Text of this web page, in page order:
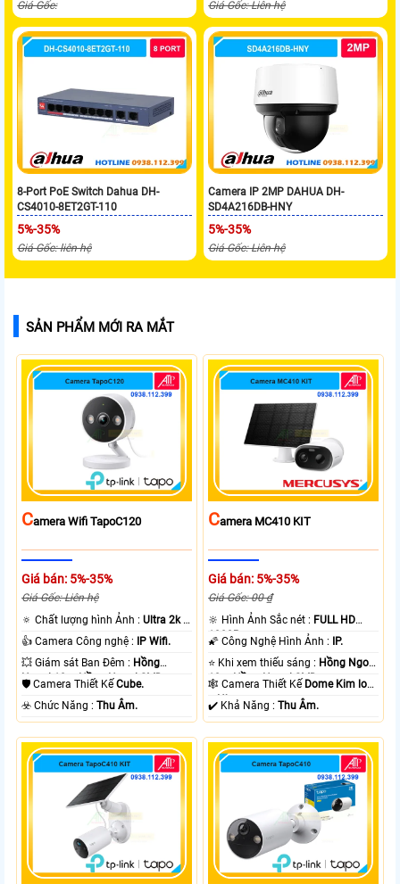
Giá Gốc: Giá Gốc: Liên hệ
8-Port PoE Switch Dahua DH-
CS4010-8ET2GT-110
5%-35%
Giá Gốc: liên hệ
Camera IP 2MP DAHUA DH-
SD4A216DB-HNY
5%-35%
Giá Gốc: Liên hệ
SẢN PHẨM MỚI RA MẮT
CAmera Wifi TapoC120
Giá bán: 5%-35%
Giá Gốc: Liên hệ
🔅 Chất lượng hình Ảnh :Ultra 2k +
.
👍 Camera Công nghệ :
IP Wifi.
💥 Giám sát Ban Đêm : Hồng
Ngoại 10m Hồng Ngoại SMD.
🛡 Camera Thiết KếCube.
️☣️ Chức Năng :Thu Âm.
CAmera MC410 KIT
Giá bán: 5%-35%
Giá Gốc: 00 ₫
🔆 Hình Ảnh Sắc nét : FULL HD
1080P .
🌠 Công Nghệ Hình Ảnh :
IP.
⭐ Khi xem thiếu sáng : Hồng Ngoại
10m Hồng Ngoại SMD.
🕸️ Camera Thiết Kế Dome Kim loại
+ Nhựa.
️✔️ Khả Năng :Thu Âm.